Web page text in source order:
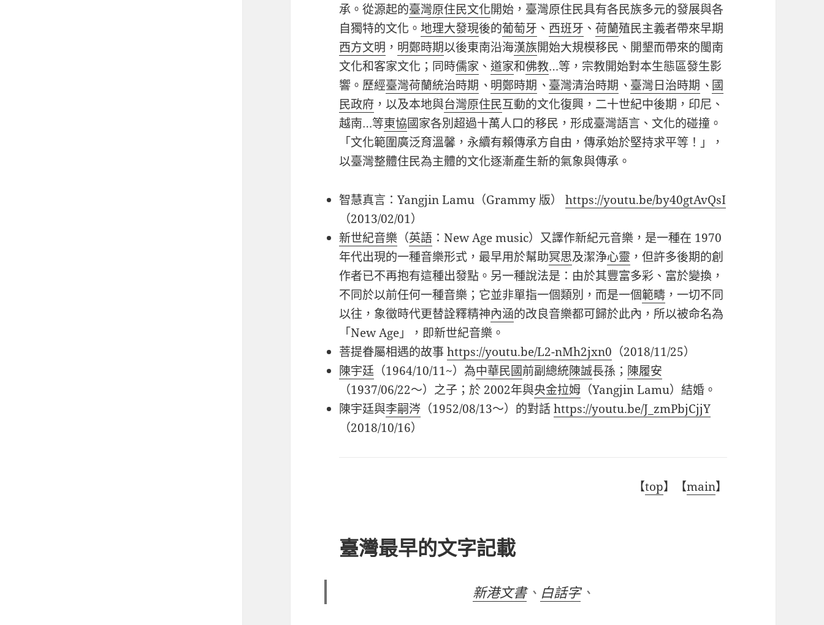
承。從源起的臺灣原住民文化開始，臺灣原住民具有各民族多元的發展與各
自獨特的文化。地理大發現後的葡萄牙 、 西班牙 、荷蘭殖民主義者帶來早期
西方文明 ， 明鄭時期以後東南沿海漢族開始大規模移民、開墾而帶來的閩南
文化和客家文化；同時儒家 、道家和佛教…等，宗教開始對本生態區發生影
響。歷經臺灣荷蘭統治時期 、 明鄭時期 、 臺灣清治時期 、 臺灣日治時期 、 國
民政府 ，以及本地與台灣原住民互動的文化復興，二十世紀中後期，印尼、
越南…等東協國家各別超過十萬人口的移民，形成臺灣語言、文化的碰撞。
「文化範圍廣泛育溫馨，永續有賴傳承方自由，傳承始於堅持求平等！」，
以臺灣整體住民為主體的文化逐漸產生新的氣象與傳承。
智慧真言：Yangjin Lamu （Grammy 版）
https://youtu.be/by40gtAvQsI
（2013/02/01）
新世紀音樂 （英語 ：New Age music）又譯作新紀元音樂，是一種在 1970
年代出現的一種音樂形式，最早用於幫助冥思及潔浄心靈 ，但許多後期的創
作者已不再抱有這種出發點。另一種說法是：由於其豐富多彩、富於變換，
不同於以前任何一種音樂；它並非單指一個類別，而是一個範疇 ，一切不同
以往，象徵時代更替詮釋精神內涵的改良音樂都可歸於此內，所以被命名為
「New Age」，即新世紀音樂。
菩提眷屬相遇的故事 https://youtu.be/L2-nMh2jxn0 （2018/11/25）
陳宇廷 （1964/10/11~）為中華民國前副總統陳誠長孫； 陳履安
（1937/06/22～）之子；於 2002年與央金拉姆 （Yangjin Lamu）結婚。
陳宇廷與李嗣涔 （1952/08/13～）的對話 https://youtu.be/J_zmPbjCjjY
（2018/10/16）
【top】【main】
臺灣最早的文字記載
新港文書、 白話字、